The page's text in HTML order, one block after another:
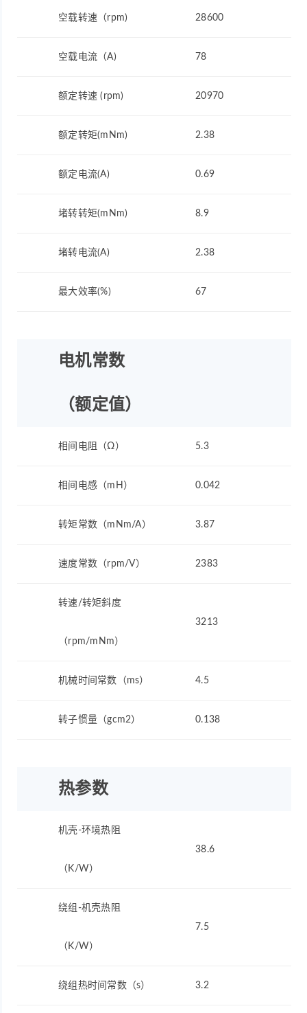
空载转速（rpm) 28600
空载电流（A) 78
额定转速 (rpm) 20970
额定转矩(mNm) 2.38
额定电流(A) 0.69
堵转转矩(mNm) 8.9
堵转电流(A) 2.38
最大效率(%) 67
电机常数
（额定值）
相间电阻（Ω） 5.3
相间电感（mH） 0.042
转矩常数（mNm/A） 3.87
速度常数（rpm/V） 2383
转速/转矩斜度
（rpm/mNm）
3213
机械时间常数（ms） 4.5
转子惯量（gcm2） 0.138
热参数
机壳-环境热阻
（K/W）
38.6
绕组-机壳热阻
（K/W）
7.5
绕组热时间常数（s） 3.2